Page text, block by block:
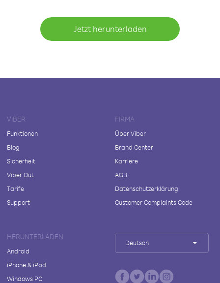
Jetzt herunterladen
VIBER
Funktionen
Blog
Sicherheit
Viber Out
Tarife
Support
FIRMA
Über Viber
Brand Center
Karriere
AGB
Datenschutzerklärung
Customer Complaints Code
HERUNTERLADEN
Android
iPhone & iPad
Windows PC
Deutsch